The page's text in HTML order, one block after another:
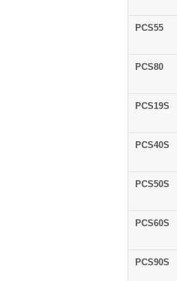
PCS55
PCS80
PCS19S
PCS40S
PCS50S
PCS60S
PCS90S